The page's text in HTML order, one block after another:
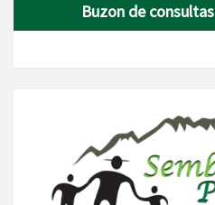
Buzon de consultas